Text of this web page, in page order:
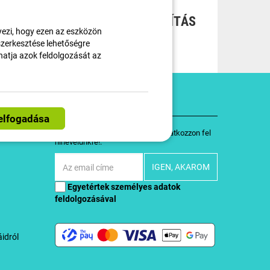
hogy ezen az eszközön
lehetőségre
azok feldolgozását az
INGYENES SZÁLLÍTÁS
LEHETSÉGES
Kövessen minket
Legyen egy lépéssel előrébb, és iratkozzon fel
hírlevelünkre!.
Egyetértekszemélyes adatok
feldolgozásával